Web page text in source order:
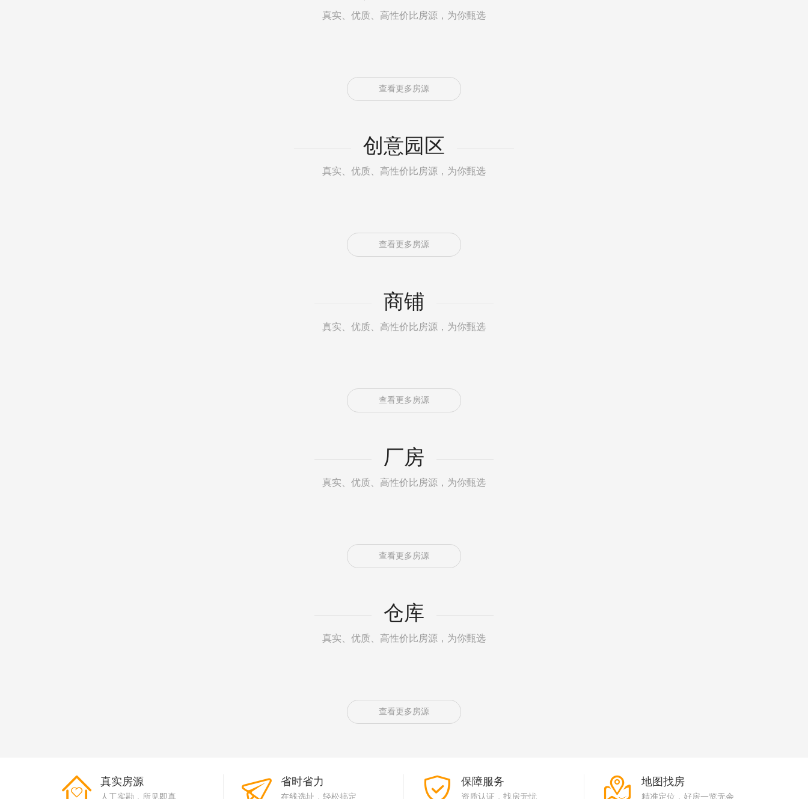
真实、优质、高性价比房源，为你甄选
查看更多房源
创意园区
真实、优质、高性价比房源，为你甄选
查看更多房源
商铺
真实、优质、高性价比房源，为你甄选
查看更多房源
厂房
真实、优质、高性价比房源，为你甄选
查看更多房源
仓库
真实、优质、高性价比房源，为你甄选
查看更多房源
真实房源
人工实勘，所见即真
省时省力
在线选址，轻松搞定
保障服务
资质认证，找房无忧
地图找房
精准定位，好房一览无余